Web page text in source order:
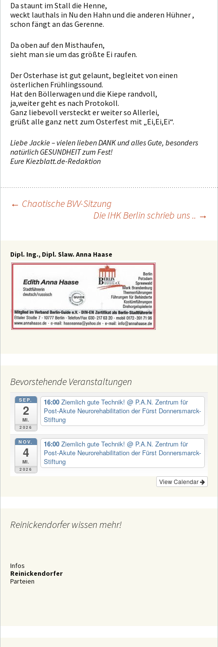
Da staunt im Stall die Henne,
weckt lauthals in Nu den Hahn und die anderen Hühner ,
schon fängt an das Gerenne.
Da oben auf den Misthaufen,
sieht man sie um das größte Ei raufen.
Der Osterhase ist gut gelaunt, begleitet von einen
österlichen Frühlingssound.
Hat den Böllerwagen und die Kiepe randvoll,
ja,weiter geht es nach Protokoll.
Ganz liebevoll versteckt er weiter so Allerlei,
grüßt alle ganz nett zum Osterfest mit „Ei,Ei,Ei“.
Liebe Jackie – vielen lieben DANK und alles Gute, besonders
natürlich GESUNDHEIT zum Fest!
Eure Kiezblatt.de-Redaktion
← Chaotische BVV-Sitzung
Die IHK Berlin schrieb uns .. →
Dipl. Ing., Dipl. Slaw. Anna Haase
Bevorstehende Veranstaltungen
SEP.
2
Mi.
2026
16:00 Ziemlich gute Technik! @ P.A.N. Zentrum für
Post-Akute Neurorehabilitation der Fürst Donnersmarck-
Stiftung
NOV.
4
Mi.
2026
16:00 Ziemlich gute Technik! @ P.A.N. Zentrum für
Post-Akute Neurorehabilitation der Fürst Donnersmarck-
Stiftung
View Calendar
Reinickendorfer wissen mehr!
Infos
Reinickendorfer
Parteien